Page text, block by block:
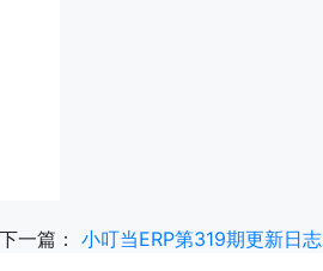
下一篇： 小叮当ERP第319期更新日